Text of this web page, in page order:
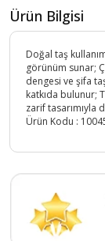
Ürün Bilgisi
Doğal taş
görünüm sunar;
dengesi ve şifa
katkıda bulunur;
zarif tasarımıyla
Ürün Kodu :